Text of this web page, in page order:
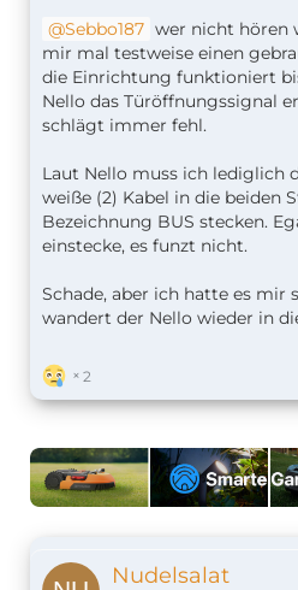
Sebbo187 wer nicht hören
mir mal testweise einen
die Einrichtung funktioniert
Nello das Türöffnungssignal
schlägt immer fehl.
Laut Nello muss ich lediglich
weiße (2) Kabel in die beiden
Bezeichnung BUS stecken.
einstecke, es funzt nicht.
Schade, aber ich hatte es mir
wandert der Nello wieder in
2
Nudelsalat